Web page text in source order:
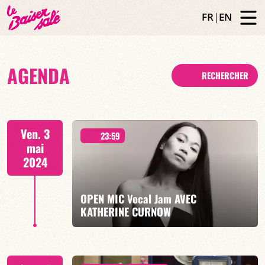
FR|EN
AGENDA RECHERCHER
Ven. 3
mai
2024
23:59
OPEN MIC Vocal Jam AVEC
KATHERINE CURNOW
À PARTIR DE MINUIT